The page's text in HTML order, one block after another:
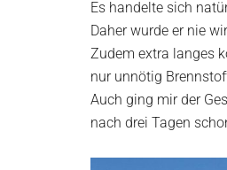
Es handelte sich
Daher wurde er nie
Zudem extra langes
nur unnötig
Auch ging mir der
nach drei Tagen